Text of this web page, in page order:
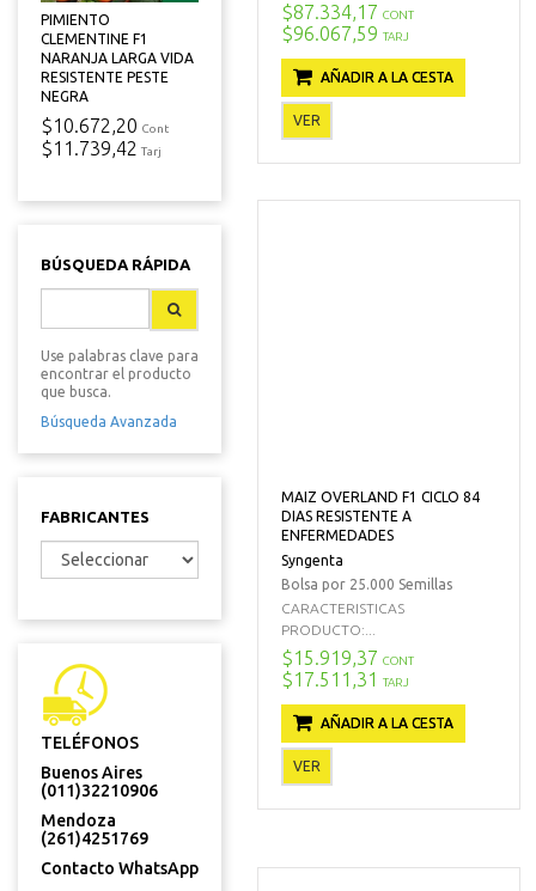
PIMIENTO
CLEMENTINE F1
NARANJA LARGA VIDA
RESISTENTE PESTE
NEGRA
$10.672,20 Cont
$11.739,42 Tarj
BÚSQUEDA RÁPIDA
Use palabras clave para
encontrar el producto
que busca.
Búsqueda Avanzada
FABRICANTES
TELÉFONOS
Buenos Aires
(011)32210906
Mendoza
(261)4251769
Contacto WhatsApp
$87.334,17 CONT
$96.067,59 TARJ
AÑADIR A LA CESTA
VER
MAIZ OVERLAND F1 CICLO 84
DIAS RESISTENTE A
ENFERMEDADES
Syngenta
Bolsa por 25.000 Semillas
CARACTERISTICAS
PRODUCTO:...
$15.919,37 CONT
$17.511,31 TARJ
AÑADIR A LA CESTA
VER